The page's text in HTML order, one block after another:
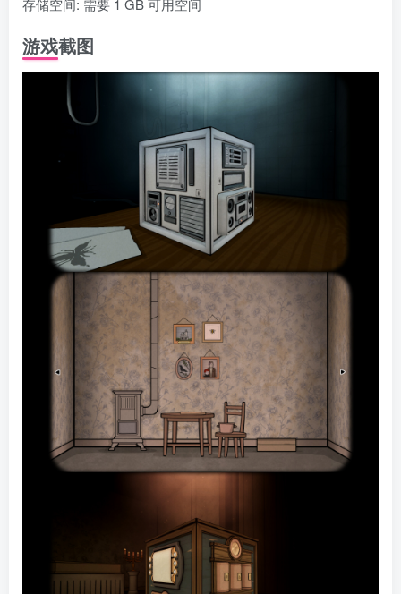
存储空间: 需要 1 GB 可用空间
游戏截图